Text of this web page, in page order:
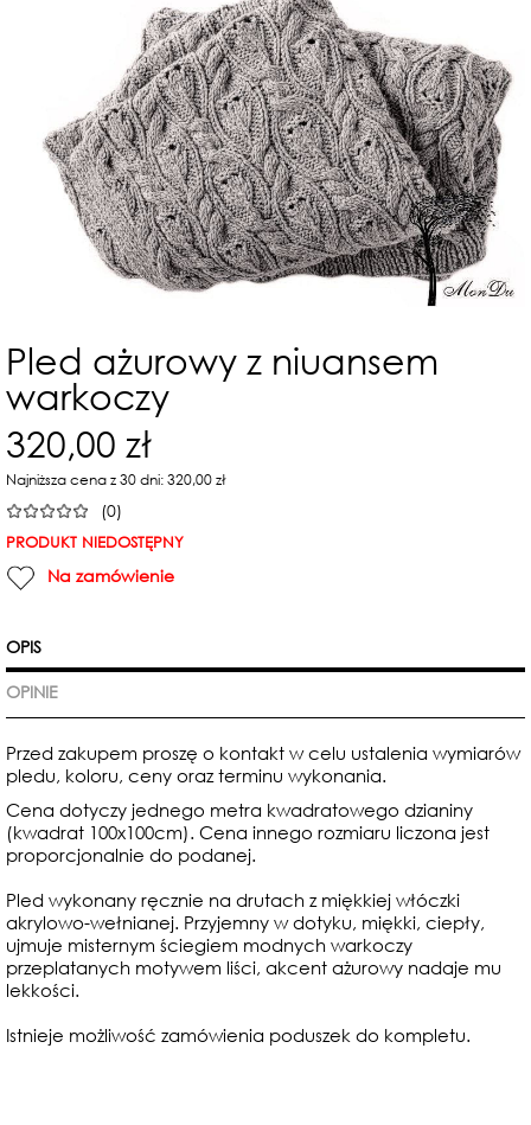
Pled ażurowy z niuansem
warkoczy
320,00 zł
Najniższa cena z 30 dni: 320,00 zł
(0)
PRODUKT NIEDOSTĘPNY
Na zamówienie
OPIS
OPINIE
Przed zakupem proszę o kontakt w celu ustalenia wymiarów
pledu, koloru, ceny oraz terminu wykonania.
Cena dotyczy jednego metra kwadratowego dzianiny
(kwadrat 100x100cm). Cena innego rozmiaru liczona jest
proporcjonalnie do podanej.
Pled wykonany ręcznie na drutach z miękkiej włóczki
akrylowo-wełnianej. Przyjemny w dotyku, miękki, ciepły,
ujmuje misternym ściegiem modnych warkoczy
przeplatanych motywem liści, akcent ażurowy nadaje mu
lekkości.
Istnieje możliwość zamówienia poduszek do kompletu.